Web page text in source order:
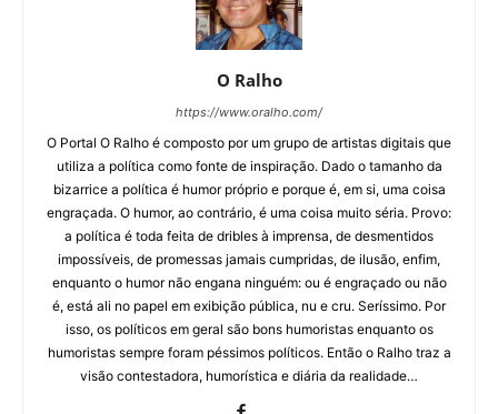
O Ralho
https://www.oralho.com/
O Portal O Ralho é composto por um grupo de artistas digitais que
utiliza a política como fonte de inspiração. Dado o tamanho da
bizarrice a política é humor próprio e porque é, em si, uma coisa
engraçada. O humor, ao contrário, é uma coisa muito séria. Provo:
a política é toda feita de dribles à imprensa, de desmentidos
impossíveis, de promessas jamais cumpridas, de ilusão, enfim,
enquanto o humor não engana ninguém: ou é engraçado ou não
é, está ali no papel em exibição pública, nu e cru. Seríssimo. Por
isso, os políticos em geral são bons humoristas enquanto os
humoristas sempre foram péssimos políticos. Então o Ralho traz a
visão contestadora, humorística e diária da realidade…